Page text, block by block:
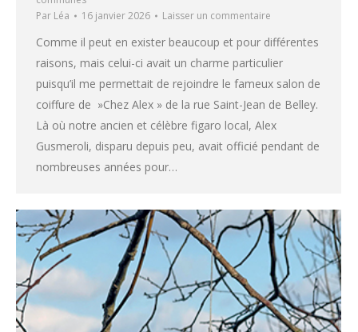
Par Léa 16 janvier 2026 Laisser un commentaire
Comme il peut en exister beaucoup et pour différentes
raisons, mais celui-ci avait un charme particulier
puisqu’il me permettait de rejoindre le fameux salon de
coiffure de »Chez Alex » de la rue Saint-Jean de Belley.
Là où notre ancien et célèbre figaro local, Alex
Gusmeroli, disparu depuis peu, avait officié pendant de
nombreuses années pour…